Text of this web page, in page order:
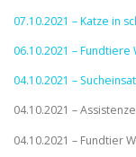
07.10.2021 – Katze in
06.10.2021 – Fundtiere
04.10.2021 –
04.10.2021 –
04.10.2021 – Fundtier